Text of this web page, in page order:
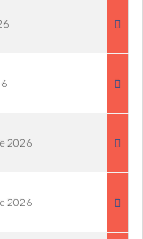
2026
2026